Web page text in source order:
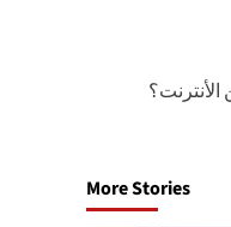
More Stories